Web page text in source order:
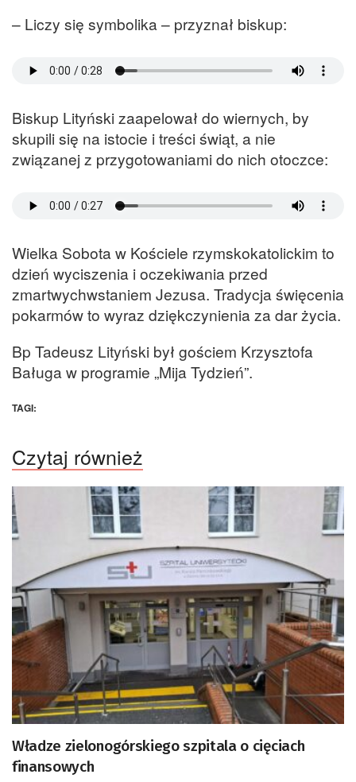
– Liczy się symbolika – przyznał biskup:
Biskup Lityński zaapelował do wiernych, by
skupili się na istocie i treści świąt, a nie
związanej z przygotowaniami do nich otoczce:
Wielka Sobota w Kościele rzymskokatolickim to
dzień wyciszenia i oczekiwania przed
zmartwychwstaniem Jezusa. Tradycja święcenia
pokarmów to wyraz dziękczynienia za dar życia.
Bp Tadeusz Lityński był gościem Krzysztofa
Baługa w programie „Mija Tydzień”.
TAGI:
Czytaj również
Władze zielonogórskiego szpitala o cięciach
finansowych